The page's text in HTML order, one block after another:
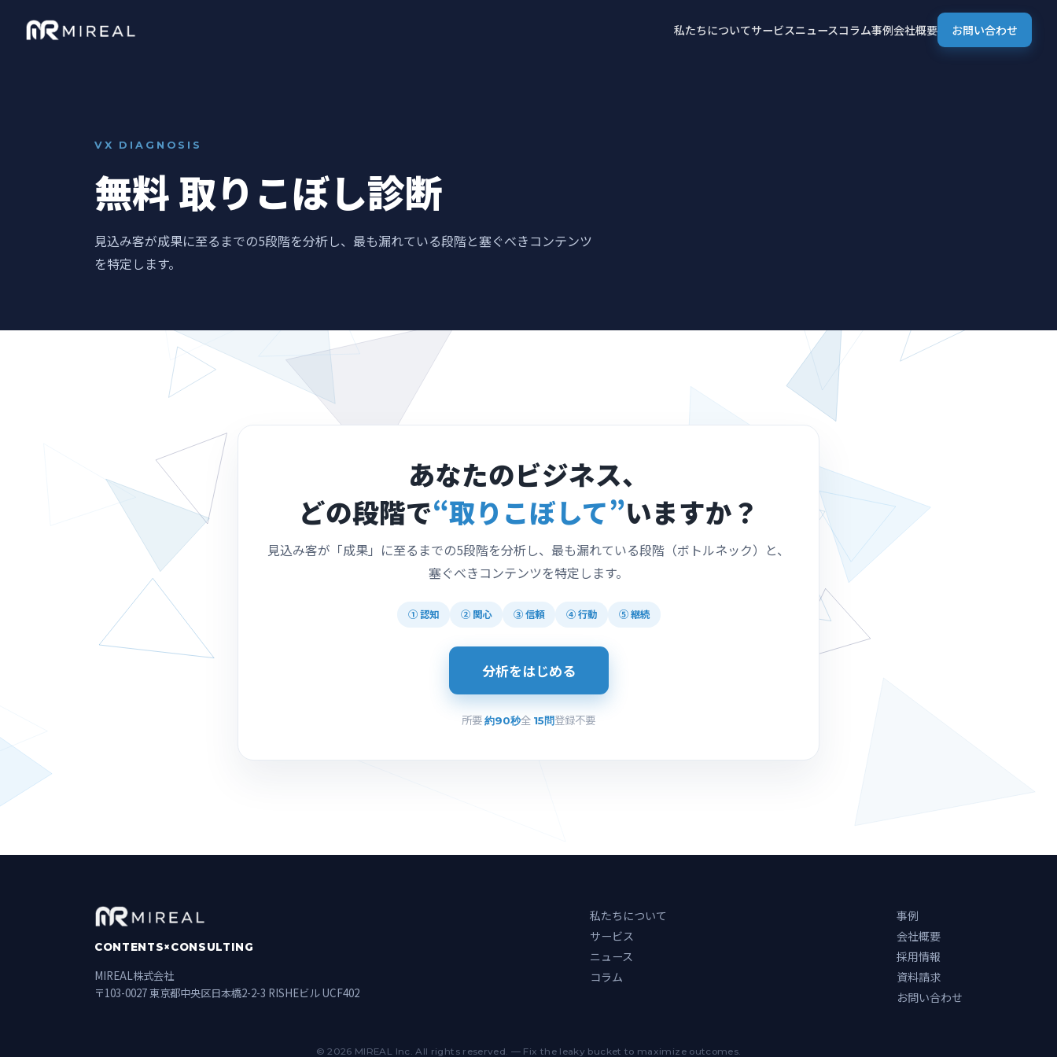
私たちについてサービスニュースコラム事例会社概要 お問い合わせ
VX DIAGNOSIS
無料 取りこぼし診断
見込み客が成果に至るまでの5段階を分析し、最も漏れている段階と塞ぐべきコンテンツ
を特定します。
あなたのビジネス、
どの段階で“取りこぼして”いますか？
見込み客が「成果」に至るまでの5段階を分析し、最も漏れている段階（ボトルネック）と、
塞ぐべきコンテンツを特定します。
① 認知 ② 関心 ③ 信頼 ④ 行動 ⑤ 継続
分析をはじめる
所要約90秒全 15問登録不要
CONTENTS×CONSULTING
MIREAL株式会社
〒103-0027 東京都中央区日本橋2-2-3 RISHEビル UCF402
私たちについて
サービス
ニュース
コラム
事例
会社概要
採用情報
資料請求
お問い合わせ
© 2026 MIREAL Inc. All rights reserved. — Fix the leaky bucket to maximize outcomes.